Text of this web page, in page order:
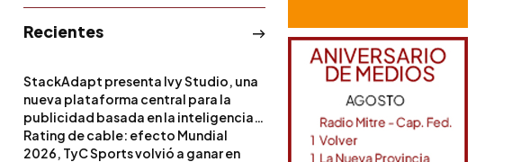
Recientes
StackAdapt presenta Ivy Studio, una
nueva plataforma central para la
publicidad basada en la inteligencia
artificial
Rating de cable: efecto Mundial
2026, TyC Sports volvió a ganar en